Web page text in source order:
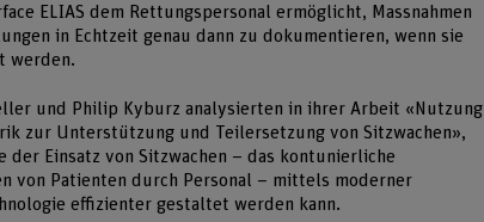
ELIAS dem Rettungspersonal ermöglicht, Massnahmen
in Echtzeit genau dann zu dokumentieren, wenn sie
werden.
und Philip Kyburz analysierten in ihrer Arbeit «Nutzung
zur Unterstützung und Teilersetzung von Sitzwachen»,
der Einsatz von Sitzwachen – das kontunierliche
von Patienten durch Personal – mittels moderner
effizienter gestaltet werden kann.